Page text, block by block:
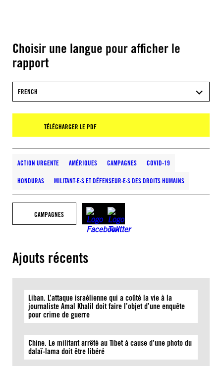
Choisir une langue pour afficher le
rapport
FRENCH
TÉLÉCHARGER LE PDF
ACTION URGENTE AMÉRIQUES CAMPAGNES COVID-19
HONDURAS MILITANT·E·S ET DÉFENSEUR·E·S DES DROITS HUMAINS
CAMPAGNES
Ajouts récents
Liban. L’attaque israélienne qui a coûté la vie à la
journaliste Amal Khalil doit faire l’objet d’une enquête
pour crime de guerre
Chine. Le militant arrêté au Tibet à cause d’une photo du
dalaï-lama doit être libéré